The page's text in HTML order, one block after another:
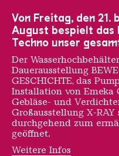
Von Freitag, den 21.
August bespielt das
Techno unser
Der
Dauerausstellung
GESCHICHTE, das
Installation von Emeka
Gebläse- und
Großausstellung X-
durchgehend zum
geöffnet.
Weitere Infos